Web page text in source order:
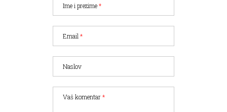
Ime i prezime*
Email*
Naslov
Vaš komentar*